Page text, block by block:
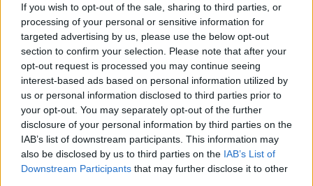
If you wish to opt-out of the sale, sharing to third parties, or
processing of your personal or sensitive information for
targeted advertising by us, please use the below opt-out
section to confirm your selection. Please note that after your
opt-out request is processed you may continue seeing
interest-based ads based on personal information utilized by
us or personal information disclosed to third parties prior to
your opt-out. You may separately opt-out of the further
disclosure of your personal information by third parties on the
IAB’s list of downstream participants. This information may
also be disclosed by us to third parties on the IAB’s List of
Downstream Participants that may further disclose it to other
ΚΟΙΝΩΝΊΑ
Το Daddy Cool Party
επιστρέφει στην
Κοζάνη την
Παρασκευή 21/8
8 Αυγούστου 2026, 7:33 μμ
ΚΟΙΝΩΝΊΑ
Α.Ο. ΠΑΝΑΤΟΛΙΚΟΣ:
Γαβρίλος
Σιδηρόπουλος και
Αναστασία
Ευθυμιάδου σε μια
μουσική βραδιά την
Πέμπτη 20/8